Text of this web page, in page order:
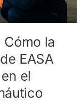
Cómo la
EASA
el